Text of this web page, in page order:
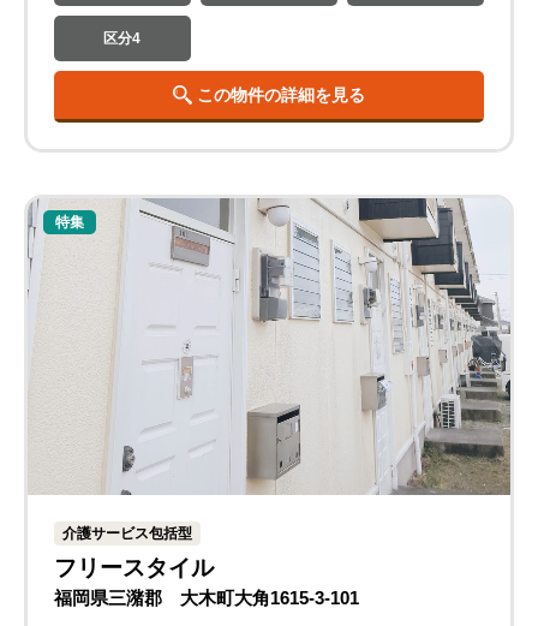
区分4
この物件の詳細を見る
特集
介護サービス包括型
フリースタイル
福岡県三潴郡 大木町大角1615-3-101